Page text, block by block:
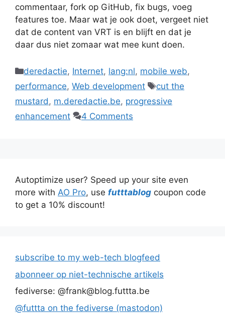
commentaar, fork op GitHub, fix bugs, voeg
features toe. Maar wat je ook doet, vergeet niet
dat de content van VRT is en blijft en dat je
daar dus niet zomaar wat mee kunt doen.
Categories
deredactie, Internet, lang:nl, mobile web,
performance, Web development Tags
cut the
mustard, m.deredactie.be, progressive
enhancement
4 Comments
Autoptimize user? Speed up your site even
more with AO Pro, use futttablog coupon code
to get a 10% discount!
subscribe to my web-tech blogfeed
abonneer op niet-technische artikels
fediverse: @frank@blog.futtta.be
@futtta on the fediverse (mastodon)